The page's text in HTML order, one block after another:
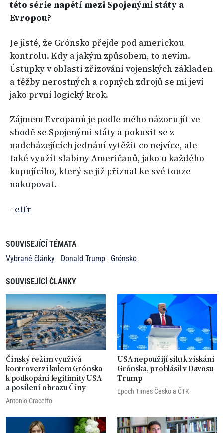
této série napětí mezi Spojenými státy a
Evropou?
Je jisté, že Grónsko přejde pod americkou
kontrolu. Kdy a jakým způsobem, to nevím.
Ústupky v oblasti zřizování vojenských základen
a těžby nerostných a ropných zdrojů se mi jeví
jako první logický krok.
Zájmem Evropanů je podle mého názoru jít ve
shodě se Spojenými státy a pokusit se z
nadcházejících jednání vytěžit co nejvíce, ale
také využít slabiny Američanů, jako u každého
kupujícího, který se již přiznal ke své touze
nakupovat.
–etfr–
SOUVISEJÍCÍ TÉMATA
Vybrané články
Donald Trump Grónsko
SOUVISEJÍCÍ ČLÁNKY
Čínský režim využívá
kontroverzi kolem Grónska
k podkopání legitimity USA
a posílení obrazu Číny
Antonio Graceffo
USA nepoužijí sílu k získání
Grónska, prohlásil v Davosu
Trump
Epoch Times Česko a ČTK